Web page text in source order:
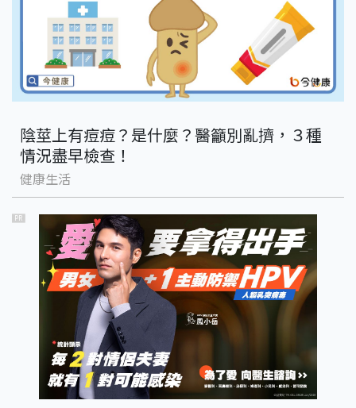
陰莖上有痘痘？是什麼？醫籲別亂擠，３種
情況盡早檢查！
健康生活
PR